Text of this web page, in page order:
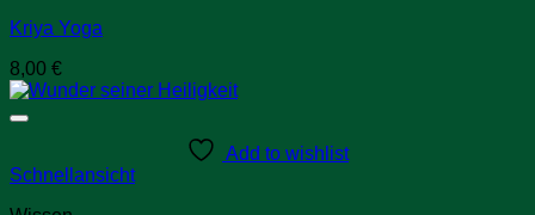
Kriya Yoga
8,00 €
Add to wishlist
Schnellansicht